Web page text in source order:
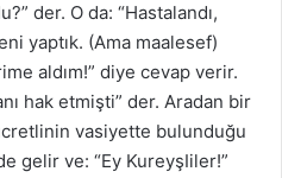
der. O da: “Hastalandı,
yaptık. (Ama maalesef)
aldım!” diye cevap verir.
hak etmişti” der. Aradan bir
vasiyette bulunduğu
gelir ve: “Ey KureyşIiler!”